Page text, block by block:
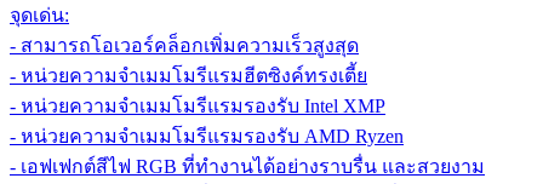
จุดเด่น:
- สามารถโอเวอร์คล็อกเพิ่มความเร็วสูงสุด
- หน่วยความจำเมมโมรีแรมฮีตซิงค์ทรงเตี้ย
- หน่วยความจำเมมโมรีแรมรองรับ Intel XMP
- หน่วยความจำเมมโมรีแรมรองรับ AMD Ryzen
- เอฟเฟกต์สีไฟ RGB ที่ทำงานได้อย่างราบรื่น และสวยงาม